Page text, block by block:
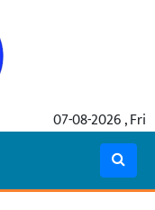
07-08-2026 , Fri